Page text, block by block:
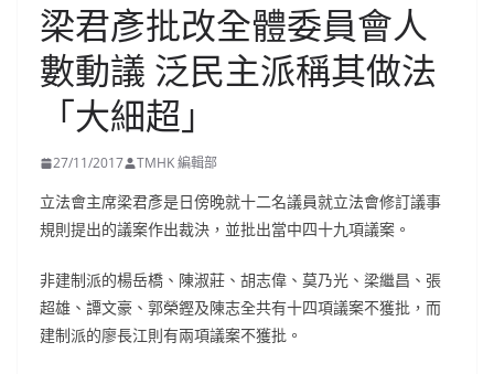
梁君彥批改全體委員會人
數動議 泛民主派稱其做法
「大細超」
27/11/2017 TMHK 編輯部
立法會主席梁君彥是日傍晚就十二名議員就立法會修訂議事
規則提出的議案作出裁決，並批出當中四十九項議案。
非建制派的楊岳橋、陳淑莊、胡志偉、莫乃光、梁繼昌、張
超雄、譚文豪、郭榮鏗及陳志全共有十四項議案不獲批，而
建制派的廖長江則有兩項議案不獲批。